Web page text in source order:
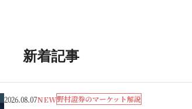
新着記事
2026.08.07NEW野村證券のマーケット解説